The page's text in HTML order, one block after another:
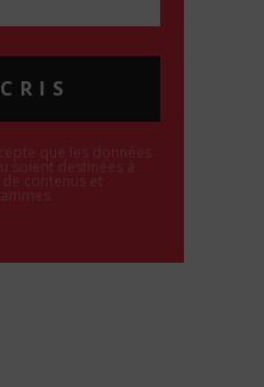
que les données
destinées à
contenus et